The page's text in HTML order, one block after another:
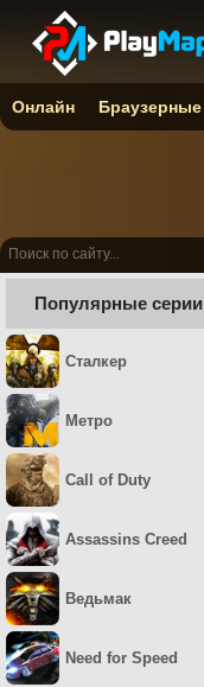
Популярные серии
Сталкер
Метро
Call of Duty
Assassins Creed
Ведьмак
Need for Speed
Онлайн Браузерные